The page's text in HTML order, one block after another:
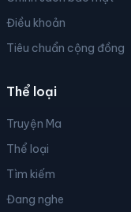
Điều khoản
Tiêu chuẩn cộng đồng
Thể loại
Truyện Ma
Thể loại
Tìm kiếm
Đang nghe